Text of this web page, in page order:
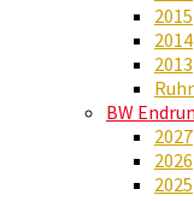
2015
2014
2013
BW
2027
2026
2025